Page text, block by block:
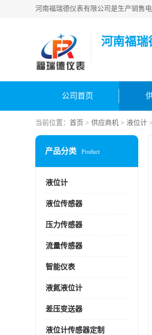
河南福瑞
公司首页
当前位置： 首页 > 供应商机 > 液位计
产品分类 Product
液位计
液位传感器
压力传感器
流量传感器
智能仪表
液氮液位计
差压变送器
液位计传感器定制